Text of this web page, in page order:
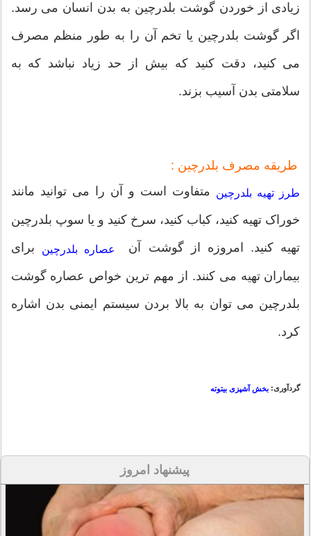
زیادی از خوردن گوشت بلدرچین به بدن انسان می رسد.
اگر گوشت بلدرچین یا تخم آن را به طور منظم مصرف
می کنید، دقت کنید که بیش از حد زیاد نباشد که به
سلامتی بدن آسیب بزند.
طریقه مصرف بلدرچین :
طرز تهیه بلدرچین متفاوت است و آن را می توانید مانند
خوراک تهیه کنید، کباب کنید، سرخ کنید و یا سوپ بلدرچین
تهیه کنید. امروزه از گوشت آن
عصاره بلدرچین برای
بیماران تهیه می کنند. از مهم ترین خواص عصاره گوشت
بلدرچین می توان به بالا بردن سیستم ایمنی بدن اشاره
کرد.
گردآوری: بخش آشپزی بیتوته
پیشنهاد امروز